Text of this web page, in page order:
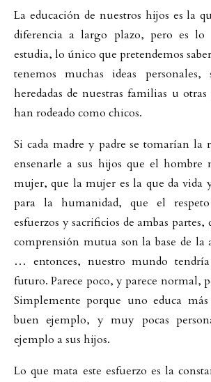
La educación de nuestros hijos es la
diferencia a largo plazo, pero es lo
estudia, lo único que pretendemos
tenemos muchas ideas personales,
heredadas de nuestras familias u otras
han rodeado como chicos.
Si cada madre y padre se tomarían la
ensenarle a sus hijos que el hombre
mujer, que la mujer es la que da vida
para la humanidad, que el
esfuerzos y sacrificios de ambas
comprensión mutua son la base de
… entonces, nuestro mundo
futuro. Parece poco, y parece normal,
Simplemente porque uno educa
buen ejemplo, y muy pocas
ejemplo a sus hijos.
Lo que mata este esfuerzo es la